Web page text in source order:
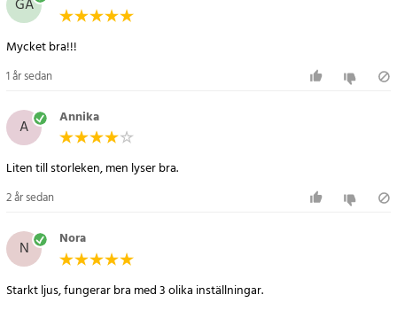
GA
Mycket bra!!!
1 år sedan
A Annika
Liten till storleken, men lyser bra.
2 år sedan
N Nora
Starkt ljus, fungerar bra med 3 olika inställningar.